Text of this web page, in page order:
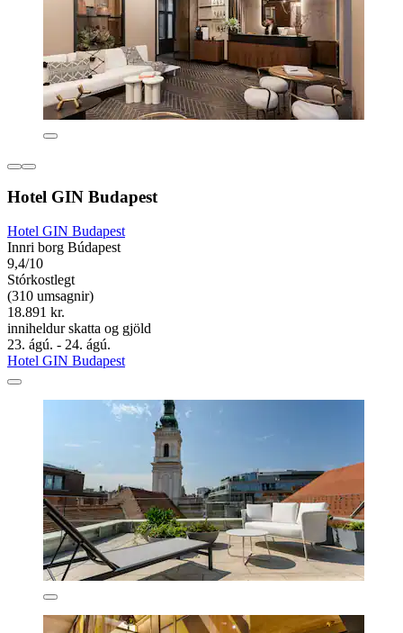
Hotel GIN Budapest
Hotel GIN Budapest
Innri borg Búdapest
9,4/10
Stórkostlegt
(310 umsagnir)
18.891 kr.
inniheldur skatta og gjöld
23. ágú. - 24. ágú.
Hotel GIN Budapest